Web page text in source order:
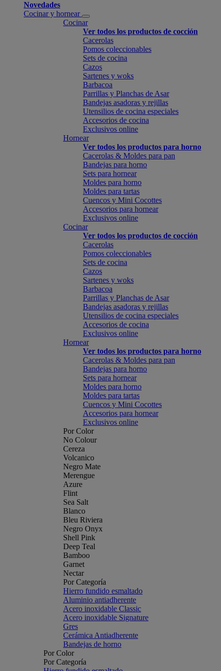
Novedades
Cocinar y hornear
Cocinar
Ver todos los productos de cocción
Cacerolas
Pomos coleccionables
Sets de cocina
Cazos
Sartenes y woks
Barbacoa
Parrillas y Planchas de Asar
Bandejas asadoras y rejillas
Utensilios de cocina especiales
Accesorios de cocina
Exclusivos online
Hornear
Ver todos los productos para horno
Cacerolas & Moldes para pan
Bandejas para horno
Sets para hornear
Moldes para horno
Moldes para tartas
Cuencos y Mini Cocottes
Accesorios para hornear
Exclusivos online
Cocinar
Ver todos los productos de cocción
Cacerolas
Pomos coleccionables
Sets de cocina
Cazos
Sartenes y woks
Barbacoa
Parrillas y Planchas de Asar
Bandejas asadoras y rejillas
Utensilios de cocina especiales
Accesorios de cocina
Exclusivos online
Hornear
Ver todos los productos para horno
Cacerolas & Moldes para pan
Bandejas para horno
Sets para hornear
Moldes para horno
Moldes para tartas
Cuencos y Mini Cocottes
Accesorios para hornear
Exclusivos online
Por Color
No Colour
Cereza
Volcanico
Negro Mate
Merengue
Azure
Flint
Sea Salt
Blanco
Bleu Riviera
Negro Onyx
Shell Pink
Deep Teal
Bamboo
Garnet
Nectar
Por Categoría
Hierro fundido esmaltado
Aluminio antiadherente
Acero inoxidable Classic
Acero inoxidable Signature
Gres
Cerámica Antiadherente
Bandejas de horno
Por Color
Por Categoría